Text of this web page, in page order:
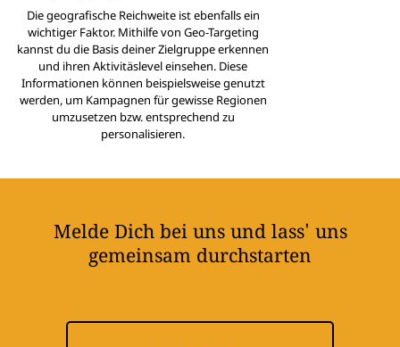
Die geografische Reichweite ist ebenfalls ein
wichtiger Faktor. Mithilfe von Geo-Targeting
kannst du die Basis deiner Zielgruppe erkennen
und ihren Aktivitäslevel einsehen. Diese
Informationen können beispielsweise genutzt
werden, um Kampagnen für gewisse Regionen
umzusetzen bzw. entsprechend zu
personalisieren.
Melde Dich bei uns und lass' uns
gemeinsam durchstarten